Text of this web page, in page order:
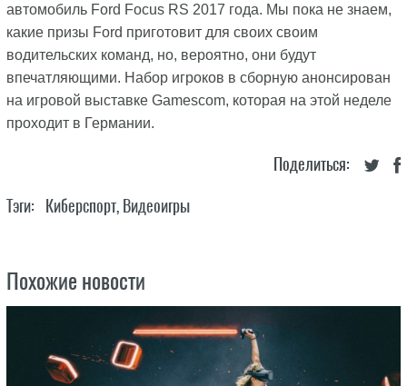
автомобиль Ford Focus RS 2017 года. Мы пока не знаем,
какие призы Ford приготовит для своих своим
водительских команд, но, вероятно, они будут
впечатляющими. Набор игроков в сборную анонсирован
на игровой выставке Gamescom, которая на этой неделе
проходит в Германии.
Поделиться:
Тэги: Киберспорт, Видеоигры
Похожие новости